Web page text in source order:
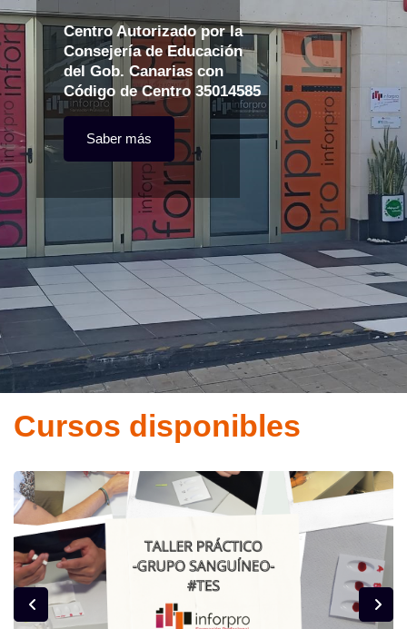
Centro Autorizado por la
Consejería de Educación
del Gob. Canarias con
Código de Centro 35014585
Saber más
Cursos disponibles